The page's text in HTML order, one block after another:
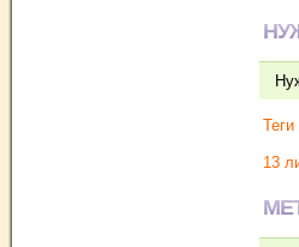
Теги
13